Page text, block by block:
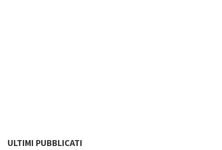
ULTIMI PUBBLICATI